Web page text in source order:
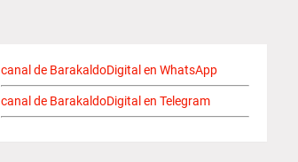
canal de BarakaldoDigital en WhatsApp
canal de BarakaldoDigital en Telegram